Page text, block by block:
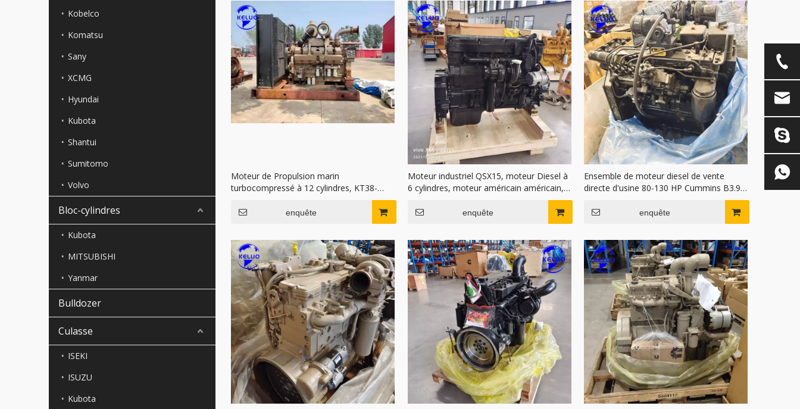
Kobelco
Komatsu
Sany
XCMG
Hyundai
Kubota
Shantui
Sumitomo
Volvo
Bloc-cylindres
Kubota
MITSUBISHI
Yanmar
Bulldozer
Culasse
ISEKI
ISUZU
Kubota
Moteur de Propulsion marin
turbocompressé à 12 cylindres, KT38-
M900 K38 KT38, 1350hp, 900hp, 800hp,
pour Cumminsenquête
Moteur industriel QSX15, moteur Diesel à
6 cylindres, moteur américain américain,
enquête
Ensemble de moteur diesel de vente
directe d'usine 80-130 HP Cummins B3.9
enquête